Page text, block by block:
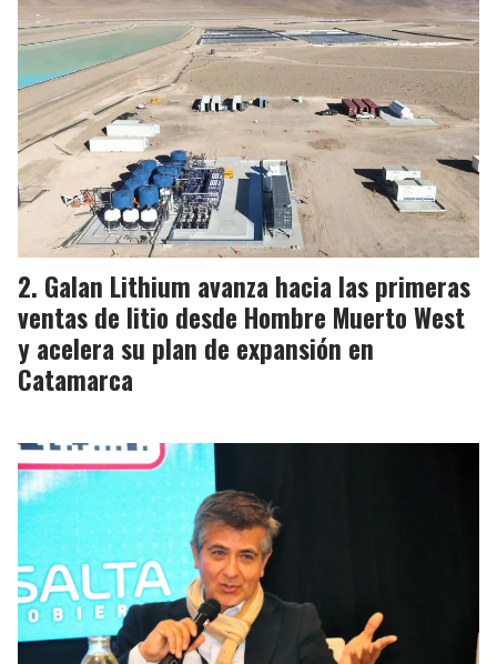
Galan Lithium avanza hacia las primeras
ventas de litio desde Hombre Muerto West
y acelera su plan de expansión en
Catamarca